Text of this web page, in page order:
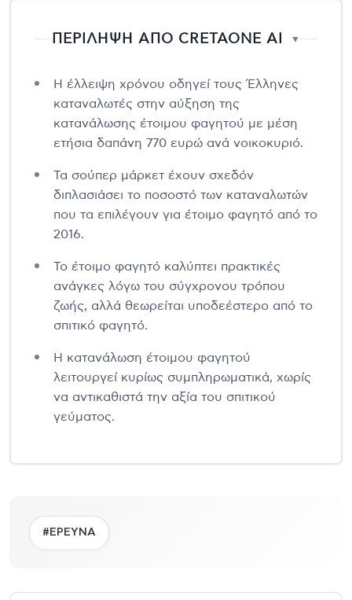
ΠΕΡΙΛΗΨΗ ΑΠΟ CRETAONE AI ▼
Η έλλειψη χρόνου οδηγεί τους Έλληνες
καταναλωτές στην αύξηση της
κατανάλωσης έτοιμου φαγητού με μέση
ετήσια δαπάνη 770 ευρώ ανά νοικοκυριό.
Τα σούπερ μάρκετ έχουν σχεδόν
διπλασιάσει το ποσοστό των καταναλωτών
που τα επιλέγουν για έτοιμο φαγητό από το
2016.
Το έτοιμο φαγητό καλύπτει πρακτικές
ανάγκες λόγω του σύγχρονου τρόπου
ζωής, αλλά θεωρείται υποδεέστερο από το
σπιτικό φαγητό.
Η κατανάλωση έτοιμου φαγητού
λειτουργεί κυρίως συμπληρωματικά, χωρίς
να αντικαθιστά την αξία του σπιτικού
γεύματος.
#ΕΡΕΥΝΑ